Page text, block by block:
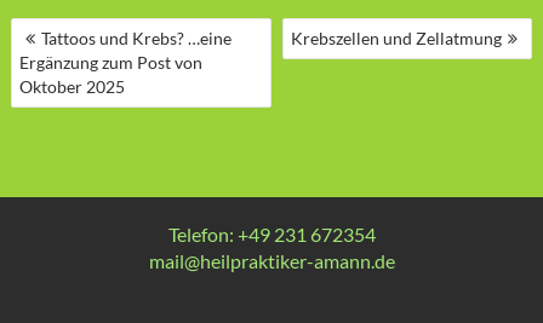
BEITRAGSNAVIGATION
Tattoos und Krebs? …eine
Ergänzung zum Post von
Oktober 2025
Krebszellen und Zellatmung
Telefon: +49 231 672354
mail@heilpraktiker-amann.de